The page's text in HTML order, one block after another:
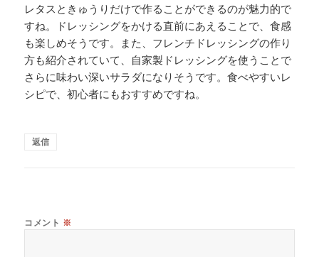
レタスときゅうりだけで作ることができるのが魅力的で
すね。ドレッシングをかける直前にあえることで、食感
も楽しめそうです。また、フレンチドレッシングの作り
方も紹介されていて、自家製ドレッシングを使うことで
さらに味わい深いサラダになりそうです。食べやすいレ
シピで、初心者にもおすすめですね。
返信
コメント ※